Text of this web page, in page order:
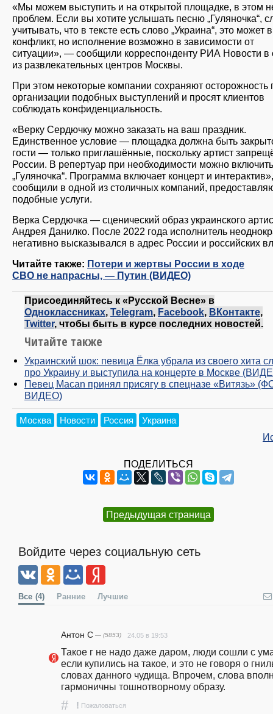
«Мы можем выступить и на открытой площадке, в этом
проблем. Если вы хотите услышать песню „Гуляночка“,
учитывать, что в тексте есть слово „Украина“, это может
конфликт, но исполнение возможно в зависимости от
ситуации», — сообщили корреспонденту РИА Новости в
из развлекательных центров Москвы.
При этом некоторые компании сохраняют осторожность
организации подобных выступлений и просят клиентов
соблюдать конфиденциальность.
«Верку Сердючку можно заказать на ваш праздник.
Единственное условие — площадка должна быть
гости — только приглашённые, поскольку артист
России. В репертуар при необходимости можно
„Гуляночка“. Программа включает концерт и
сообщили в одной из столичных компаний,
подобные услуги.
Верка Сердючка — сценический образ украинского
Андрея Данилко. После 2022 года исполнитель
негативно высказывался в адрес России и российских
Читайте также: Потери и жертвы России в ходе
СВО не напрасны, — Путин (ВИДЕО)
Присоединяйтесь к «Русской Весне» в
Одноклассниках Telegram Facebook ВКонтакте
Twitter, чтобы быть в курсе последних новостей.
Читайте также
Украинский шок: певица Ёлка убрала из своего хита
про Украину и выступила на концерте в Москве
Певец Macan принял присягу в спецназе «Витязь»
ВИДЕО)
Москва Новости Россия Украина
ПОДЕЛИТЬСЯ
Предыдущая страница
Войдите через социальную сеть
Все (4) Ранние Лучшие
Антон С — (5853) 24.05 в 19:53
Такое г не надо даже даром, люди сошли с
если купились на такое, и это не говоря о
словах данного чудища. Впрочем, слова
гармоничны тошнотворному образу.
# ! Пожаловаться